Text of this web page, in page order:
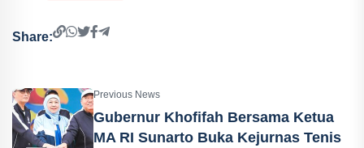
Share:
Previous News
Gubernur Khofifah Bersama Ketua
MA RI Sunarto Buka Kejurnas Tenis